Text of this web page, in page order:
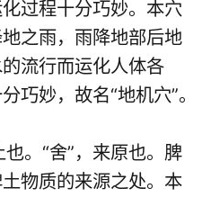
过程十分巧妙。本穴
之雨，雨降地部后地
流行而运化人体各
巧妙，故名“地机穴”。
也。“舍”，来原也。脾
物质的来源之处。本